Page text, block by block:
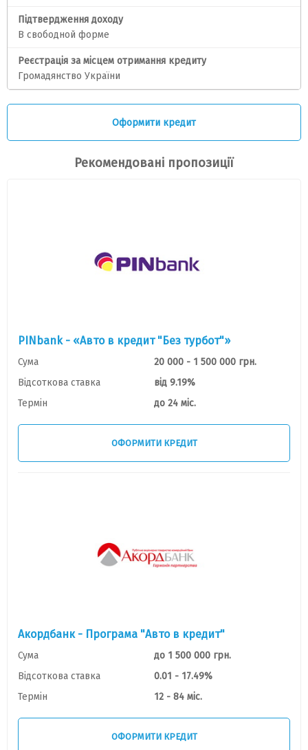
Підтвердження доходу
В свободной форме
Реєстрація за місцем отримання кредиту
Громадянство України
Оформити кредит
Рекомендовані пропозиції
PINbank - «Авто в кредит "Без турбот"»
Сума
20 000 - 1 500 000 грн.
Відсоткова ставка
від 9.19%
Термін
до 24 міс.
ОФОРМИТИ КРЕДИТ
Акордбанк - Програма "Авто в кредит"
Сума
до 1 500 000 грн.
Відсоткова ставка
0.01 - 17.49%
Термін
12 - 84 міс.
ОФОРМИТИ КРЕДИТ